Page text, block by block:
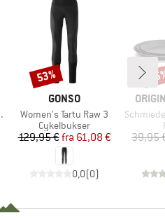
MÆRKE
GONSO
Artikel
Women's Tartu Raw 3
Produktgruppe
Cykelbukser
Pris
129,95 € Nedsat pris
fra 61,08 €
0,0(0)
Rabat
53%
Artikel
39,95